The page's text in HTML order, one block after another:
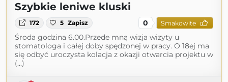
Szybkie leniwe kluski
172 5 Zapisz 0 Smakowite
Środa godzina 6.00.Przede mną wizja wizyty u
stomatologa i całej doby spędzonej w pracy. O 18ej ma
się odbyć uroczysta kolacja z okazji otwarcia projektu w
(...)